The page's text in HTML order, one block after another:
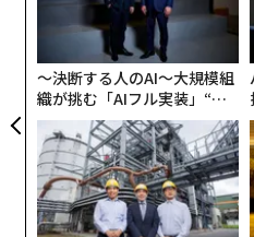
〜決断する人のAI〜大規模組
織が挑む「AIフル実装」“使
う”企業から“動く”企業へ【N
TTドコモビジネス×PwC】